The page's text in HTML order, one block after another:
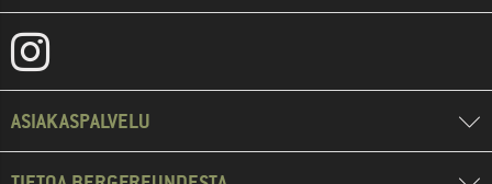
ASIAKASPALVELU